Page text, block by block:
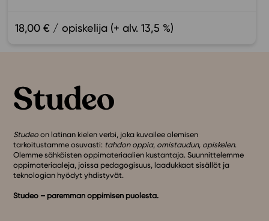
18,00 € / opiskelija (+ alv. 13,5 %)
Studeo on latinan kielen verbi, joka kuvailee olemisen
tarkoitustamme osuvasti: tahdon oppia, omistaudun, opiskelen.
Olemme sähköisten oppimateriaalien kustantaja. Suunnittelemme
oppimateriaaleja, joissa pedagogisuus, laadukkaat sisällöt ja
teknologian hyödyt yhdistyvät.
Studeo – paremman oppimisen puolesta.